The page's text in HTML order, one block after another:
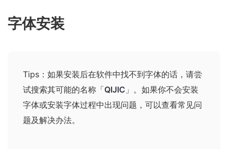
字体安装
Tips：如果安装后在软件中找不到字体的话，请尝
试搜索其可能的名称 「QIJIC 」 。如果你不会安装
字体或安装字体过程中出现问题，可以查看常见问
题及解决办法。